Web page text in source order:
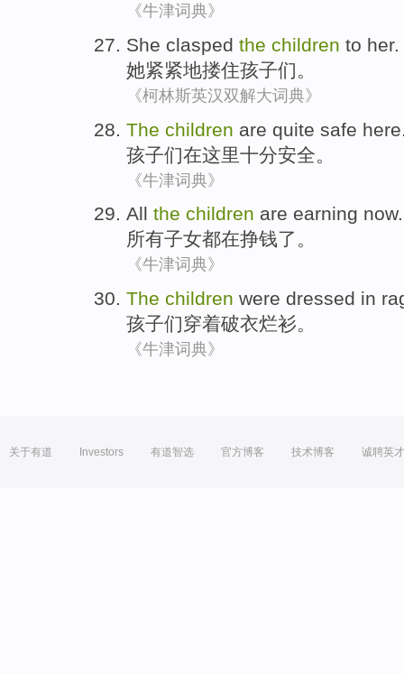
《牛津词典》
She clasped the children to her.
她紧紧地搂住孩子们。
《柯林斯英汉双解大词典》
The children are quite safe here
孩子们在这里十分安全 。
《牛津词典》
All the children are earning now.
所有子女都在挣钱了。
《牛津词典》
The children were dressed in
孩子们穿着破衣烂衫。
《牛津词典》
关于有道 Investors 有道智选 官方博客 技术博客 诚聘英才